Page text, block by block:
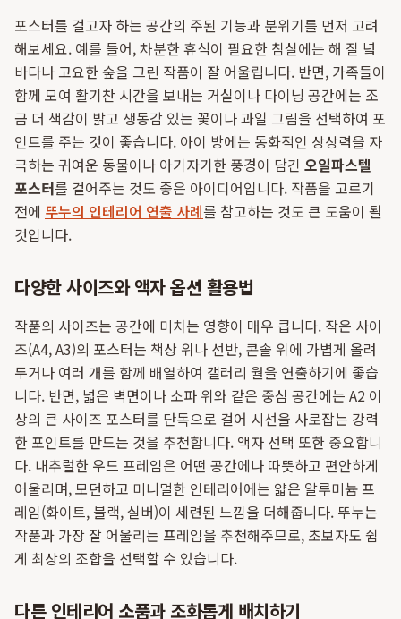
포스터를 걸고자 하는 공간의 주된 기능과 분위기를 먼저 고려
해보세요. 예를 들어, 차분한 휴식이 필요한 침실에는 해 질 녘
바다나 고요한 숲을 그린 작품이 잘 어울립니다. 반면, 가족들이
함께 모여 활기찬 시간을 보내는 거실이나 다이닝 공간에는 조
금 더 색감이 밝고 생동감 있는 꽃이나 과일 그림을 선택하여 포
인트를 주는 것이 좋습니다. 아이 방에는 동화적인 상상력을 자
극하는 귀여운 동물이나 아기자기한 풍경이 담긴 오일파스텔
포스터를 걸어주는 것도 좋은 아이디어입니다. 작품을 고르기
전에 뚜누의 인테리어 연출 사례를 참고하는 것도 큰 도움이 될
것입니다.
다양한 사이즈와 액자 옵션 활용법
작품의 사이즈는 공간에 미치는 영향이 매우 큽니다. 작은 사이
즈(A4, A3)의 포스터는 책상 위나 선반, 콘솔 위에 가볍게 올려
두거나 여러 개를 함께 배열하여 갤러리 월을 연출하기에 좋습
니다. 반면, 넓은 벽면이나 소파 위와 같은 중심 공간에는 A2 이
상의 큰 사이즈 포스터를 단독으로 걸어 시선을 사로잡는 강력
한 포인트를 만드는 것을 추천합니다. 액자 선택 또한 중요합니
다. 내추럴한 우드 프레임은 어떤 공간에나 따뜻하고 편안하게
어울리며, 모던하고 미니멀한 인테리어에는 얇은 알루미늄 프
레임(화이트, 블랙, 실버)이 세련된 느낌을 더해줍니다. 뚜누는
작품과 가장 잘 어울리는 프레임을 추천해주므로, 초보자도 쉽
게 최상의 조합을 선택할 수 있습니다.
다른 인테리어 소품과 조화롭게 배치하기